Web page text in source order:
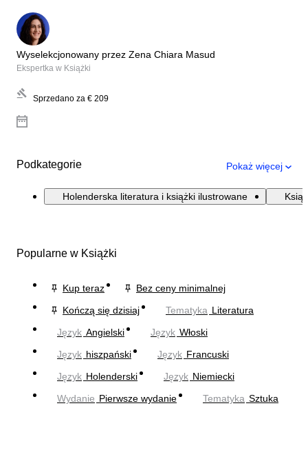
Wyselekcjonowany przez Zena Chiara Masud
Ekspertka w Książki
Sprzedano za € 209
Podkategorie Pokaż więcej
Holenderska literatura i książki ilustrowane
Popularne w Książki
Kup teraz
Bez ceny minimalnej
Kończą się dzisiaj
Tematyka Literatura
Język Angielski Język Włoski
Język hiszpański Język Francuski
Język Holenderski Język Niemiecki
Wydanie Pierwsze wydanie Tematyka Sztuka